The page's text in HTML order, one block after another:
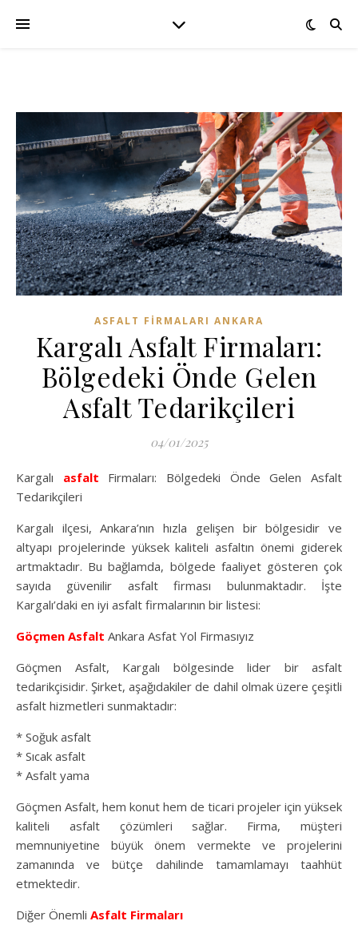
ASFALT FIRMALARI ANKARA
Kargalı Asfalt Firmaları:
Bölgedeki Önde Gelen
Asfalt Tedarikçileri
04/01/2025
Kargalı asfalt Firmaları: Bölgedeki Önde Gelen Asfalt
Tedarikçileri
Kargalı ilçesi, Ankara’nın hızla gelişen bir bölgesidir ve
altyapı projelerinde yüksek kaliteli asfaltın önemi giderek
artmaktadır. Bu bağlamda, bölgede faaliyet gösteren çok
sayıda güvenilir asfalt firması bulunmaktadır. İşte
Kargalı’daki en iyi asfalt firmalarının bir listesi:
Göçmen Asfalt Ankara Asfat Yol Firmasıyız
Göçmen Asfalt, Kargalı bölgesinde lider bir asfalt
tedarikçisidir. Şirket, aşağıdakiler de dahil olmak üzere çeşitli
asfalt hizmetleri sunmaktadır:
* Soğuk asfalt
* Sıcak asfalt
* Asfalt yama
Göçmen Asfalt, hem konut hem de ticari projeler için yüksek
kaliteli asfalt çözümleri sağlar. Firma, müşteri
memnuniyetine büyük önem vermekte ve projelerini
zamanında ve bütçe dahilinde tamamlamayı taahhüt
etmektedir.
Diğer Önemli Asfalt Firmaları